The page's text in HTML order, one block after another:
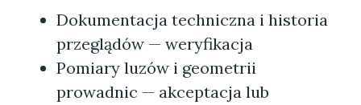
Dokumentacja techniczna i historia
przeglądów — weryfikacja
Pomiary luzów i geometrii
prowadnic — akceptacja lub